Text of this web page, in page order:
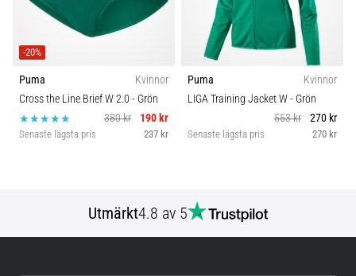
-20%
Puma
Kvinnor
Cross the Line Brief W 2.0 - Grön
380 kr
190 kr
Senaste lägsta pris 237 kr
Puma
Kvinnor
LIGA Training Jacket W- Grön
553 kr
270 kr
Senaste lägsta pris 270 kr
Utmärkt4.8 av 5